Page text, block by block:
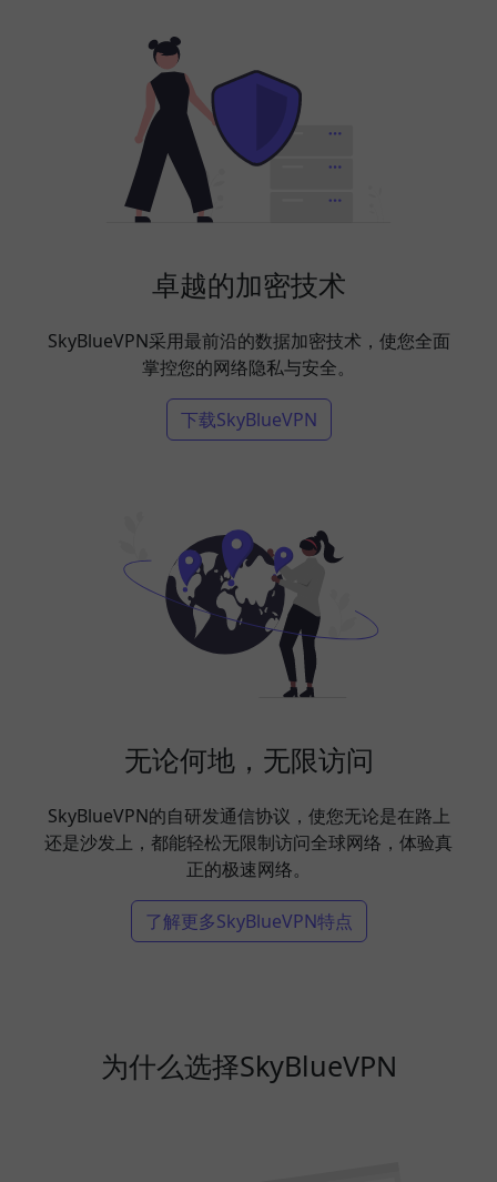
卓越的加密技术
SkyBlueVPN采用最前沿的数据加密技术，使您全面
掌控您的网络隐私与安全。
下载SkyBlueVPN
无论何地，无限访问
SkyBlueVPN的自研发通信协议，使您无论是在路上
还是沙发上，都能轻松无限制访问全球网络，体验真
正的极速网络。
了解更多SkyBlueVPN特点
为什么选择SkyBlueVPN